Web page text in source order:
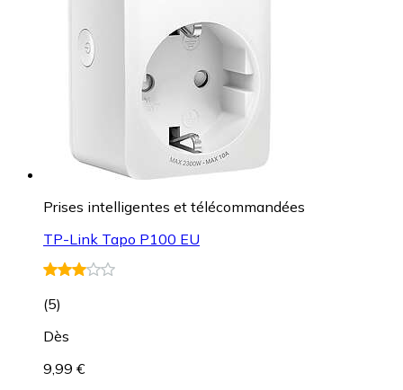
Prises intelligentes et télécommandées
TP-Link Tapo P100 EU
(5)
Dès
9,99 €